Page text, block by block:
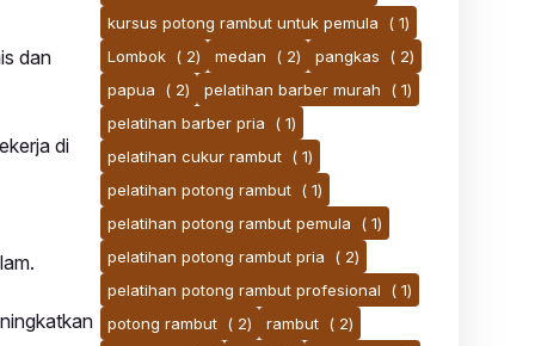
dan
di
kursus potong rambut untuk pemula
( 1)
Lombok ( 2) medan ( 2) pangkas
( 2)
papua
( 2) pelatihan barber murah
( 1)
pelatihan barber pria
( 1)
pelatihan cukur rambut ( 1)
pelatihan potong rambut ( 1)
pelatihan potong rambut pemula
( 1)
pelatihan potong rambut pria
( 2)
pelatihan potong rambut profesional
( 1)
potong rambut ( 2) rambut ( 2)